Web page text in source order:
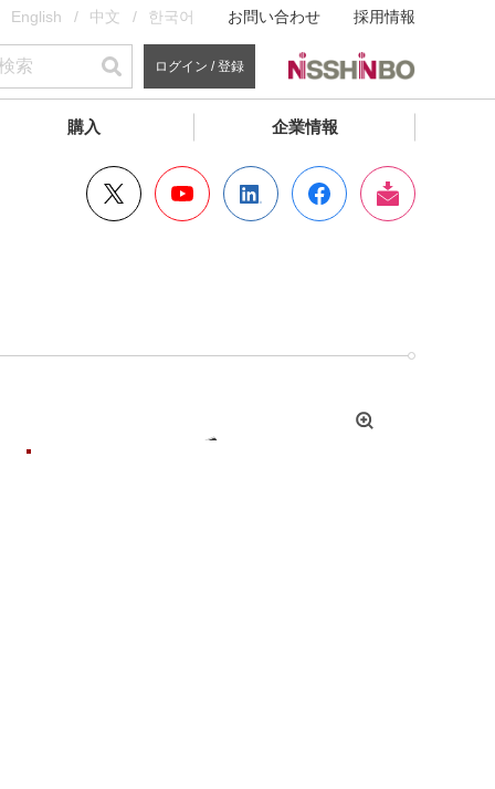
English 中文 한국어 お問い合わせ 採用情報
ログイン / 登録
購入 企業情報
拡